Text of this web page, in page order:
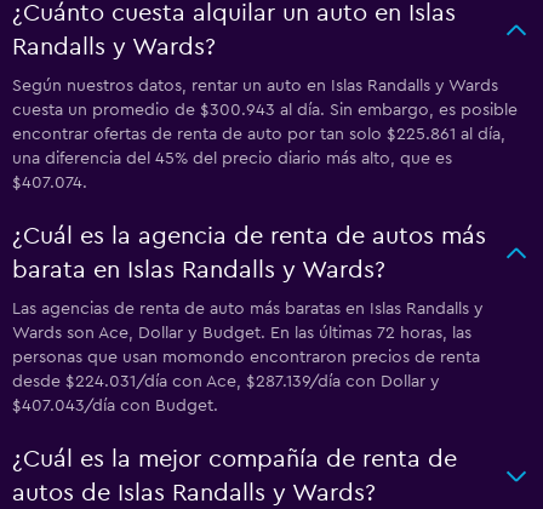
¿Cuánto cuesta alquilar un auto en Islas
Randalls y Wards?
Según nuestros datos, rentar un auto en Islas Randalls y Wards
cuesta un promedio de $300.943 al día. Sin embargo, es posible
encontrar ofertas de renta de auto por tan solo $225.861 al día,
una diferencia del 45% del precio diario más alto, que es
$407.074.
¿Cuál es la agencia de renta de autos más
barata en Islas Randalls y Wards?
Las agencias de renta de auto más baratas en Islas Randalls y
Wards son Ace, Dollar y Budget. En las últimas 72 horas, las
personas que usan momondo encontraron precios de renta
desde $224.031/día con Ace, $287.139/día con Dollar y
$407.043/día con Budget.
¿Cuál es la mejor compañía de renta de
autos de Islas Randalls y Wards?